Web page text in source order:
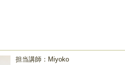
担当講師：Miyoko